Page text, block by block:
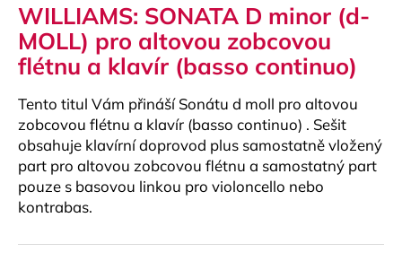
produktu
je
0,0
z
5
hviezdičiek.
WILLIAMS: SONATA D minor (d-
MOLL) pro altovou zobcovou
flétnu a klavír (basso continuo)
Tento titul Vám přináší Sonátu d moll pro altovou
zobcovou flétnu a klavír (basso continuo) . Sešit
obsahuje klavírní doprovod plus samostatně vložený
part pro altovou zobcovou flétnu a samostatný part
pouze s basovou linkou pro violoncello nebo
kontrabas.
HĽADAŤ
O
d
p
o
ú